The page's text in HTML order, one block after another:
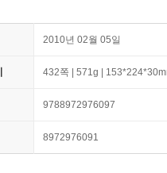
2010년 02월 05일
432쪽 | 571g |
9788972976097
8972976091